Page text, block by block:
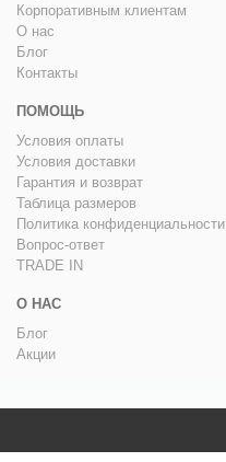
Корпоративным клиентам
О нас
Блог
Контакты
ПОМОЩЬ
Условия оплаты
Условия доставки
Гарантия и возврат
Таблица размеров
Политика конфиденциальности
Вопрос-ответ
TRADE IN
О НАС
Блог
Акции